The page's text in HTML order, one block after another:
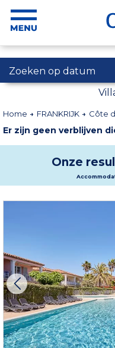
Zoeken op datum
Home FRANKRIJK Côte
Er zijn geen verblijven
Onze